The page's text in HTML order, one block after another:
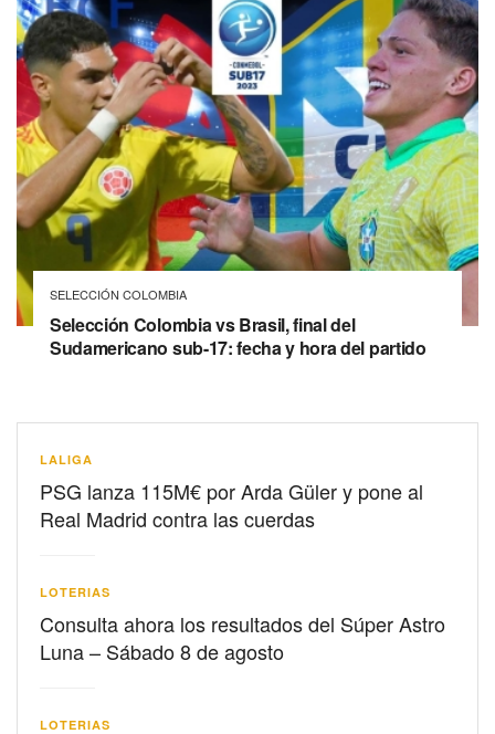
SELECCIÓN COLOMBIA
Selección Colombia vs Brasil, final del
Sudamericano sub-17: fecha y hora del partido
LALIGA
PSG lanza 115M€ por Arda Güler y pone al
Real Madrid contra las cuerdas
LOTERIAS
Consulta ahora los resultados del Súper Astro
Luna – Sábado 8 de agosto
LOTERIAS